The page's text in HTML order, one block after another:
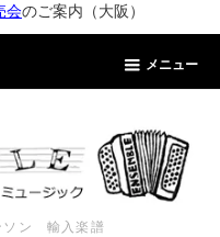
会のご案内（大阪）
メニュー
ソン 輸入楽譜